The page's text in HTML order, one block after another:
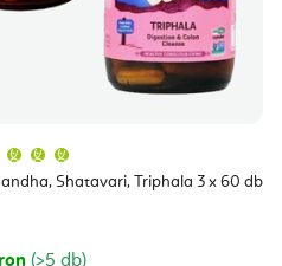
Shatavari, Triphala 3 x 60 db
átlagos
értékelése
csillag.
(>5 db)